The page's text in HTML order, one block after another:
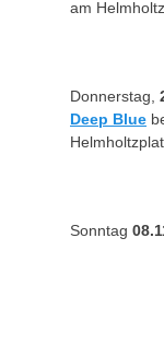
am
Donnerstag,
Deep Blue
Sonntag